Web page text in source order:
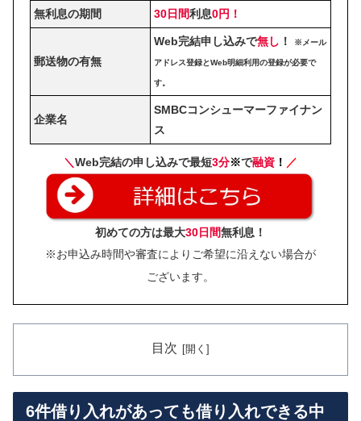
無利息の期間 30日間利息0円！
郵送物の有無
Web完結申し込みで無し ！ ※メール
アドレス登録とWeb明細利用の登録が必要で
す。
企業名
SMBCコンシューマーファイナン
ス
＼Web完結の申し込みで最短3分※で融資 ！ ／
初めての方は最大30日間無利息！
※お申込み時間や審査によりご希望に沿えない場合が
ございます。
目次
6件借り入れがあっても借り入れできる中